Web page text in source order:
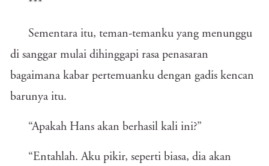
***
Sementara itu, teman-temanku yang menunggu
di sanggar mulai dihinggapi rasa penasaran
bagaimana kabar pertemuanku dengan gadis kencan
barunya itu.
“Apakah Hans akan berhasil kali ini?”
“Entahlah. Aku pikir, seperti biasa, dia akan